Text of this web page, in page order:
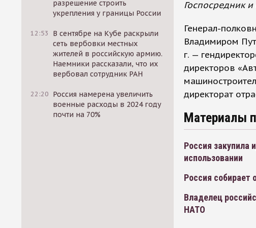
разрешение строить
укрепления у границы России
12:53
В сентябре на Кубе раскрыли
сеть вербовки местных
жителей в российскую армию.
Наемники рассказали, что их
вербовал сотрудник РАН
22:20 Россия намерена увеличить
военные расходы в 2024 году
почти на 70%
Госпосредник
Генерал-
Владимиром
г. —
директоров
директорат
Материалы
Россия закупила
использовании
Россия собирает
Владелец
НАТО